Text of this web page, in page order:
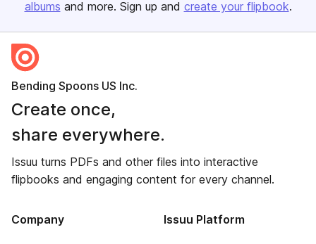
albums and more. Sign up and create your flipbook.
Bending Spoons US Inc.
Create once,
share everywhere.
Issuu turns PDFs and other files into interactive
flipbooks and engaging content for every channel.
Company Issuu Platform